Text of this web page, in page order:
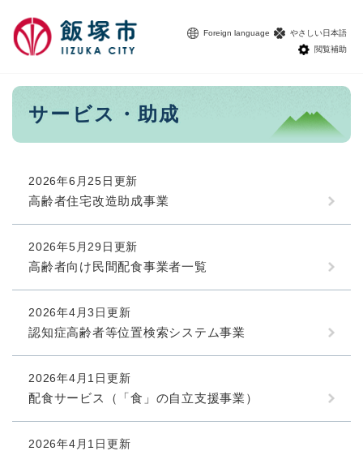
Foreign language
やさしい日本語
閲覧補助
本
サービス・助成
2026年6月25日更新
高齢者住宅改造助成事業
2026年5月29日更新
高齢者向け民間配食事業者一覧
2026年4月3日更新
認知症高齢者等位置検索システム事業
2026年4月1日更新
配食サービス（「食」の自立支援事業）
2026年4月1日更新